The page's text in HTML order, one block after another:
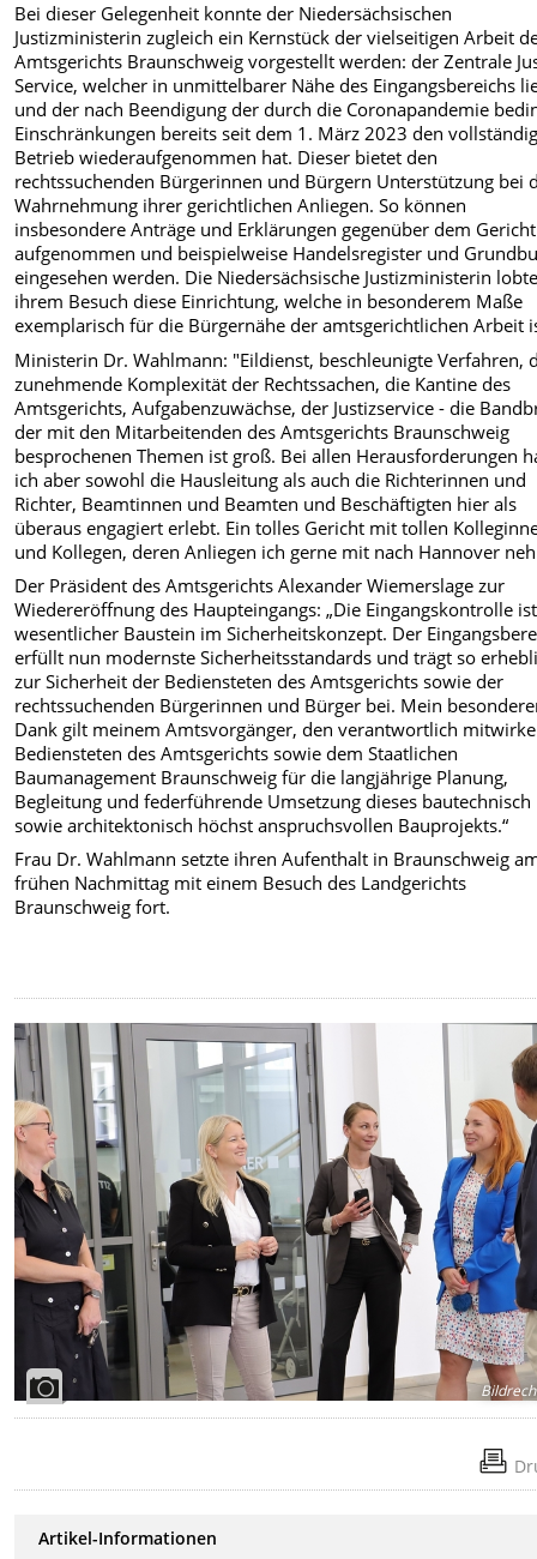
Bei dieser Gelegenheit konnte der Niedersächsischen
Justizministerin zugleich ein Kernstück der vielseitigen Arbeit
Amtsgerichts Braunschweig vorgestellt werden: der Zentrale
Service, welcher in unmittelbarer Nähe des Eingangsbereichs
und der nach Beendigung der durch die Coronapandemie
Einschränkungen bereits seit dem 1. März 2023 den
Betrieb wiederaufgenommen hat. Dieser bietet den
rechtssuchenden Bürgerinnen und Bürgern Unterstützung bei
Wahrnehmung ihrer gerichtlichen Anliegen. So können
insbesondere Anträge und Erklärungen gegenüber dem Gericht
aufgenommen und beispielweise Handelsregister und
eingesehen werden. Die Niedersächsische Justizministerin
ihrem Besuch diese Einrichtung, welche in besonderem Maße
exemplarisch für die Bürgernähe der amtsgerichtlichen Arbeit
Ministerin Dr. Wahlmann: "Eildienst, beschleunigte Verfahren,
zunehmende Komplexität der Rechtssachen, die Kantine des
Amtsgerichts, Aufgabenzuwächse, der Justizservice - die
der mit den Mitarbeitenden des Amtsgerichts Braunschweig
besprochenen Themen ist groß. Bei allen Herausforderungen
ich aber sowohl die Hausleitung als auch die Richterinnen und
Richter, Beamtinnen und Beamten und Beschäftigten hier als
überaus engagiert erlebt. Ein tolles Gericht mit tollen
und Kollegen, deren Anliegen ich gerne mit nach Hannover
Der Präsident des Amtsgerichts Alexander Wiemerslage zur
Wiedereröffnung des Haupteingangs: „Die Eingangskontrolle
wesentlicher Baustein im Sicherheitskonzept. Der
erfüllt nun modernste Sicherheitsstandards und trägt so
zur Sicherheit der Bediensteten des Amtsgerichts sowie der
rechtssuchenden Bürgerinnen und Bürger bei. Mein
Dank gilt meinem Amtsvorgänger, den verantwortlich
Bediensteten des Amtsgerichts sowie dem Staatlichen
Baumanagement Braunschweig für die langjährige Planung,
Begleitung und federführende Umsetzung dieses bautechnisch
sowie architektonisch höchst anspruchsvollen Bauprojekts.“
Frau Dr. Wahlmann setzte ihren Aufenthalt in Braunschweig
frühen Nachmittag mit einem Besuch des Landgerichts
Braunschweig fort.
Artikel-Informationen